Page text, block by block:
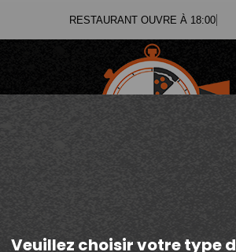
RESTAURANT O